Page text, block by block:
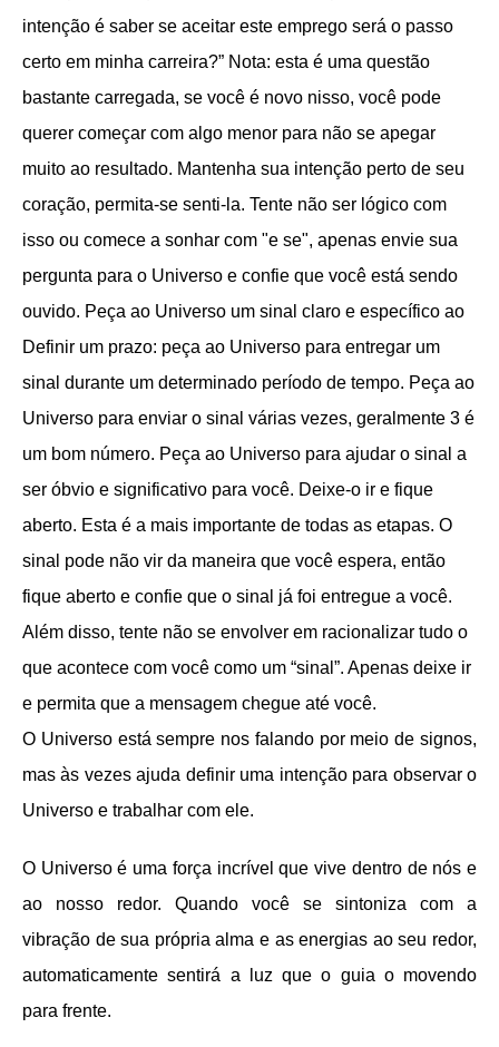
intenção é saber se aceitar este emprego será o passo
certo em minha carreira?” Nota: esta é uma questão
bastante carregada, se você é novo nisso, você pode
querer começar com algo menor para não se apegar
muito ao resultado. Mantenha sua intenção perto de seu
coração, permita-se senti-la. Tente não ser lógico com
isso ou comece a sonhar com "e se", apenas envie sua
pergunta para o Universo e confie que você está sendo
ouvido. Peça ao Universo um sinal claro e específico ao
Definir um prazo: peça ao Universo para entregar um
sinal durante um determinado período de tempo. Peça ao
Universo para enviar o sinal várias vezes, geralmente 3 é
um bom número. Peça ao Universo para ajudar o sinal a
ser óbvio e significativo para você. Deixe-o ir e fique
aberto. Esta é a mais importante de todas as etapas. O
sinal pode não vir da maneira que você espera, então
fique aberto e confie que o sinal já foi entregue a você.
Além disso, tente não se envolver em racionalizar tudo o
que acontece com você como um “sinal”. Apenas deixe ir
e permita que a mensagem chegue até você.
O Universo está sempre nos falando por meio de signos,
mas às vezes ajuda definir uma intenção para observar o
Universo e trabalhar com ele.
O Universo é uma força incrível que vive dentro de nós e
ao nosso redor. Quando você se sintoniza com a
vibração de sua própria alma e as energias ao seu redor,
automaticamente sentirá a luz que o guia o movendo
para frente.